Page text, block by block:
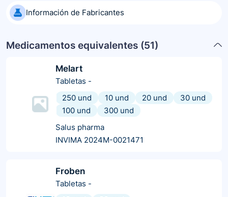
Información de Fabricantes
Medicamentos equivalentes (51)
Melart
Tabletas -
250 und
10 und 20 und
30 und
100 und
300 und
Salus pharma
INVIMA 2024M-0021471
Froben
Tabletas -